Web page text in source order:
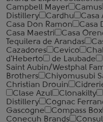
Campbell Mayer
Camus
Distillery
Cardhu
Casa
Casa Don Ramon
Casa
Casa Maestri
Casa
Tequilera de Arandas
Cazadores
Cevico
d'Heberto
de Laubade
Saint Aubin/Westphal
Brothers
Chiyomusubi
Christian Drouin
Clase Azul
Clonakilty
Distillery
Cognac
Gascogne
Compass Box
Conecuh Brands